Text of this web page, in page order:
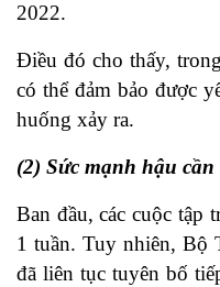
2022.
Điều đó cho thấy,
có thể đảm bảo được
huống xảy ra.
(2) Sức mạnh hậu cần
Ban đầu, các cuộc tập
1 tuần. Tuy nhiên, Bộ
đã liên tục tuyên bố